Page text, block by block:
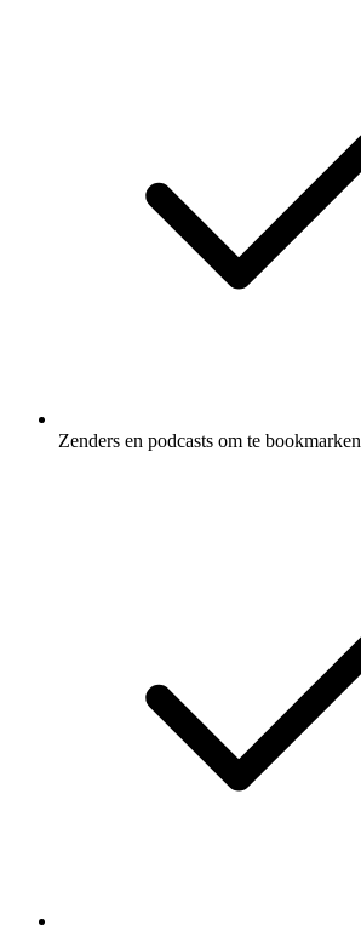
Zenders en podcasts om te bookmarken